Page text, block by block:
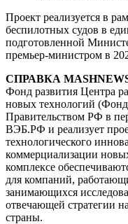
Проект реализуется в
беспилотных судов в
подготовленной
премьер-министром в
СПРАВКА
Фонд развития Центра
новых технологий
Правительством РФ в
ВЭБ.РФ и реализует
технологического
коммерциализации
комплексе
для компаний,
занимающихся
отвечающей стратегии
страны.